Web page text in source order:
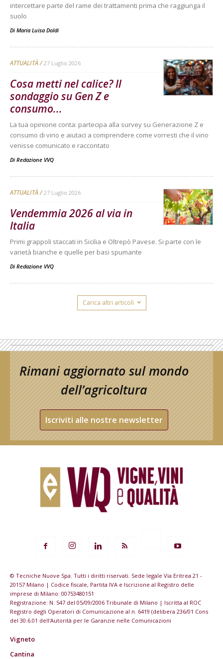
intercettare parte del rame dei trattamenti prima che raggiunga il
suolo
Di Maria Luisa Doldi
ATTUALITÀ 27 Luglio 2026
Cosa metti nel calice? Il
sondaggio su Gen Z e
consumo...
La tua opinione conta: partecipa alla survey su Generazione Z e
consumo di vino e aiutaci a comprendere come vorresti che il vino
venisse comunicato e raccontato
Di Redazione VVQ
ATTUALITÀ 27 Luglio 2026
Vendemmia 2026 al via in
Italia
Primi grappoli staccati in Sicilia e Oltrepò Pavese. Si parte con le
varietà bianche e quelle per basi spumante
Di Redazione VVQ
Carica altri articoli
Rimani aggiornato sul mondo
dell’agricoltura
Iscriviti alle nostre newsletter
© Tecniche Nuove Spa. Tutti i diritti riservati. Sede legale Via Eritrea 21 -
20157 Milano | Codice fiscale, Partita IVA e Iscrizione al Registro delle
imprese di Milano: 00753480151
Registrazione: N. 547 del 05/09/2006 Tribunale di Milano | Iscritta al ROC
Registro degli Operatori di Comunicazione al n. 6419 (delibera 236/01 Cons
del 30.6.01 dell'Autorità per le Garanzie nelle Comunicazioni
Vigneto
Cantina